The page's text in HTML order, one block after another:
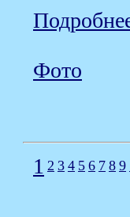
Фото
1 2 3 4 5 6 7 8 9